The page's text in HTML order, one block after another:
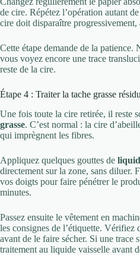
de cire. Répétez l’opération autant
cire doit disparaître progressivement,
Cette étape demande de la patience.
vous voyez encore une trace
reste de la cire.
Étape 4 : Traiter la tache grasse
Une fois toute la cire retirée, il reste
grasse. C’est normal : la cire
qui imprègnent les fibres.
Appliquez quelques gouttes de
directement sur la zone, sans diluer.
vos doigts pour faire pénétrer le
minutes.
Passez ensuite le vêtement en
les consignes de l’étiquette. Vérifiez
avant de le faire sécher. Si une trace
traitement au liquide vaisselle avant